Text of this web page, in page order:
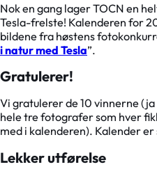
Nok en gang lager TOCN en
Tesla-frelste! Kalenderen for
bildene fra høstens
i natur med Tesla”.
Gratulerer!
Vi gratulerer de 10 vinnerne
hele tre fotografer som hver
med i kalenderen). Kalender
Lekker utførelse